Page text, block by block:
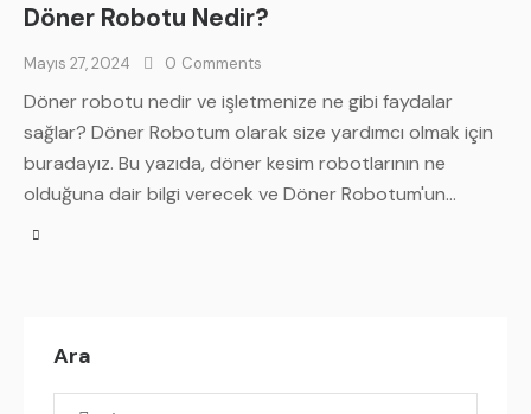
Döner Robotu Nedir?
Mayıs 27, 2024 0 Comments
Döner robotu nedir ve işletmenize ne gibi faydalar
sağlar? Döner Robotum olarak size yardımcı olmak için
buradayız. Bu yazıda, döner kesim robotlarının ne
olduğuna dair bilgi verecek ve Döner Robotum'un…
Ara